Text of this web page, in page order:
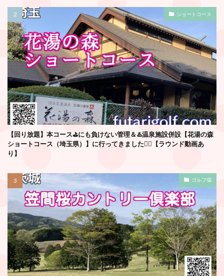
ショートコース
【回り放題】本コース⛳️にも負けない管理＆♨️温泉施設併設【花湯の森
ショートコース（埼玉県）】に行ってきました🏌️‍♂️【ラウンド動画あ
り】
ゴルフ場